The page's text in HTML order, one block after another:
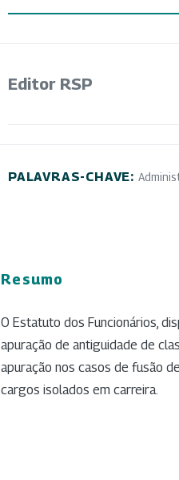
Editor RSP
PALAVRAS-CHAVE:
Resumo
O Estatuto dos Funcionários,
apuração de antiguidade de
apuração nos casos de fusão
cargos isolados em carreira.